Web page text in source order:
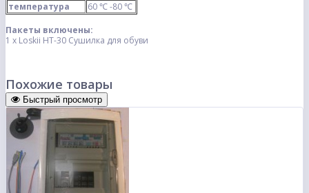
температура
60 ℃ -80 ℃
Пакеты включены:
1 x Loskii HT-30 Сушилка для обуви
Похожие товары
Быстрый просмотр